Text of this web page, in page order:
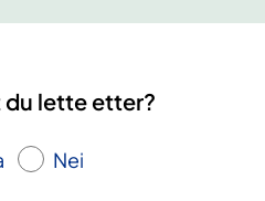
du lette etter?
Nei